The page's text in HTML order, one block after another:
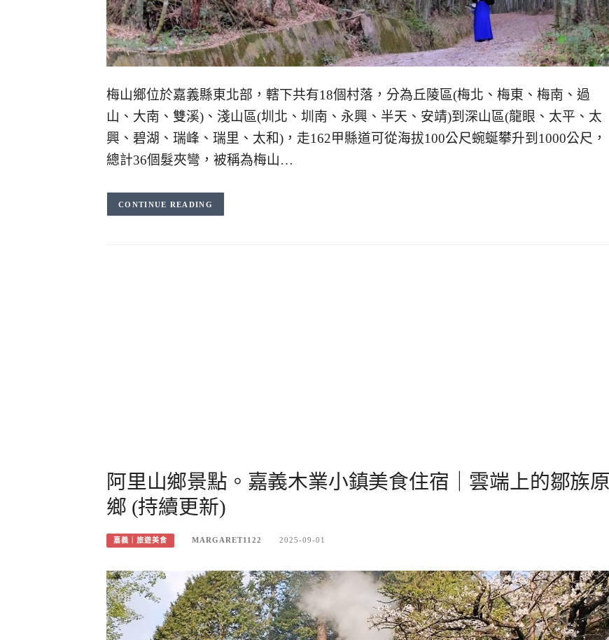
梅山鄉位於嘉義縣東北部，轄下共有18個村落，分為丘陵區(梅北、梅東、梅南、過
山、大南、雙溪)、淺山區(圳北、圳南、永興、半天、安靖)到深山區(龍眼、太平、太
興、碧湖、瑞峰、瑞里、太和)，走162甲縣道可從海拔100公尺蜿蜒攀升到1000公尺，
總計36個髮夾彎，被稱為梅山…
CONTINUE READING
阿里山鄉景點。嘉義木業小鎮美食住宿｜雲端上的鄒族原
鄉 (持續更新)
嘉義｜旅遊美食 MARGARET1122 2025-09-01